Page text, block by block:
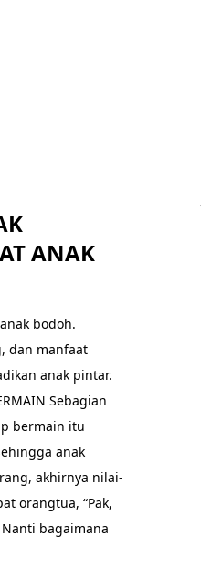
ANAK
bodoh.
dan manfaat
anak pintar.
Sebagian
bermain itu
anak
akhirnya nilai-
orangtua, “Pak,
bagaimana